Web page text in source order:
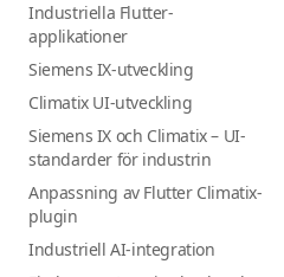
Industriella Flutter-
applikationer
Siemens IX-utveckling
Climatix UI-utveckling
Siemens IX och Climatix – UI-
standarder för industrin
Anpassning av Flutter Climatix-
plugin
Industriell AI-integration